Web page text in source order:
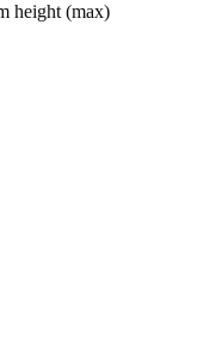
height (max)